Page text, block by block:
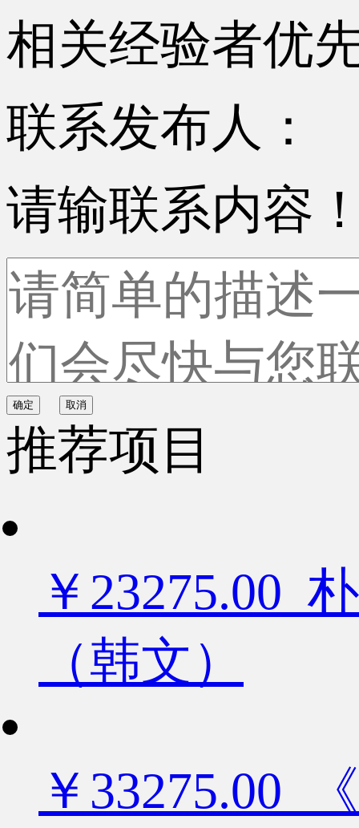
相关经验者优
联系发布人：
请输联系内容
确定 取消
推荐项目
￥23275.00
（韩文）
￥33275.00